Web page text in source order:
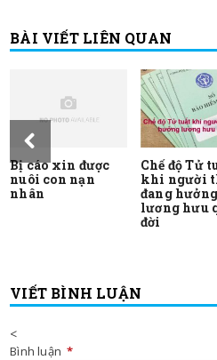
BÀI VIẾT LIÊN QUAN
Bị cáo xin được
nuôi con nạn
nhân
Chế độ Tử
khi người
đang hưởng
lương hưu
đời
VIẾT BÌNH LUẬN
<
Bình luận *